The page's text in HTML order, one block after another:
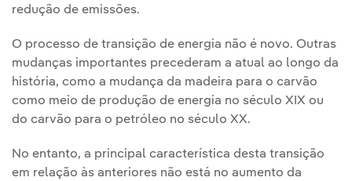
redução de emissões.
O processo de transição de energia não é novo. Outras
mudanças importantes precederam a atual ao longo da
história, como a mudança da madeira para o carvão
como meio de produção de energia no século XIX ou
do carvão para o petróleo no século XX.
No entanto, a principal característica desta transição
em relação às anteriores não está no aumento da